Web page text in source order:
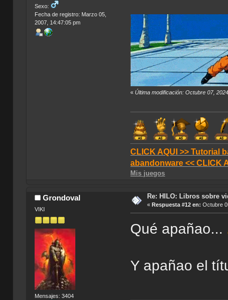
Sexo:
Fecha de registro: Marzo 05,
2007, 14:47:05 pm
«Última modificación: Octubre 07,
CLICK AQUI >> Tutorial
abandonware << CLICK
Mis juegos
Grondoval
VIKI
Mensajes: 3404
Re: HILO: Libros sobre
« Respuesta #12 en: Octubre
Qué apañao...
Y apañao el